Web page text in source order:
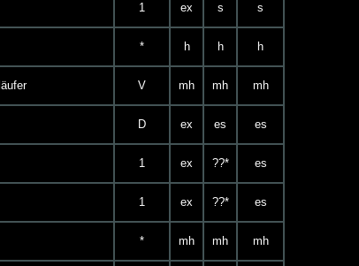
1 ex s s
* h h h
V mh mh mh
D ex es es
1 ex ??* es
1 ex ??* es
* mh mh mh